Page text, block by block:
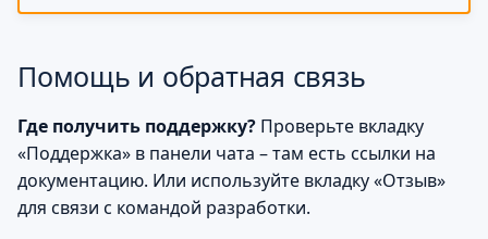
Помощь и обратная связь
Где получить поддержку? Проверьте вкладку
«Поддержка» в панели чата – там есть ссылки на
документацию. Или используйте вкладку «Отзыв»
для связи с командой разработки.